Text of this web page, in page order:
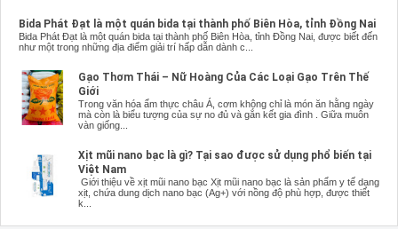
Bida Phát Đạt là một quán bida tại thành phố Biên Hòa, tỉnh Đồng Nai
Bida Phát Đạt là một quán bida tại thành phố Biên Hòa, tỉnh Đồng Nai, được biết đến
như một trong những địa điểm giải trí hấp dẫn dành c...
Gạo Thơm Thái – Nữ Hoàng Của Các Loại Gạo Trên Thế
Giới
Trong văn hóa ẩm thực châu Á, cơm không chỉ là món ăn hằng ngày
mà còn là biểu tượng của sự no đủ và gắn kết gia đình . Giữa muôn
vàn giống...
Xịt mũi nano bạc là gì? Tại sao được sử dụng phổ biến tại
Việt Nam
Giới thiệu về xịt mũi nano bạc Xịt mũi nano bạc là sản phẩm y tế dạng
xịt, chứa dung dịch nano bạc (Ag+) với nồng độ phù hợp, được thiết
k...